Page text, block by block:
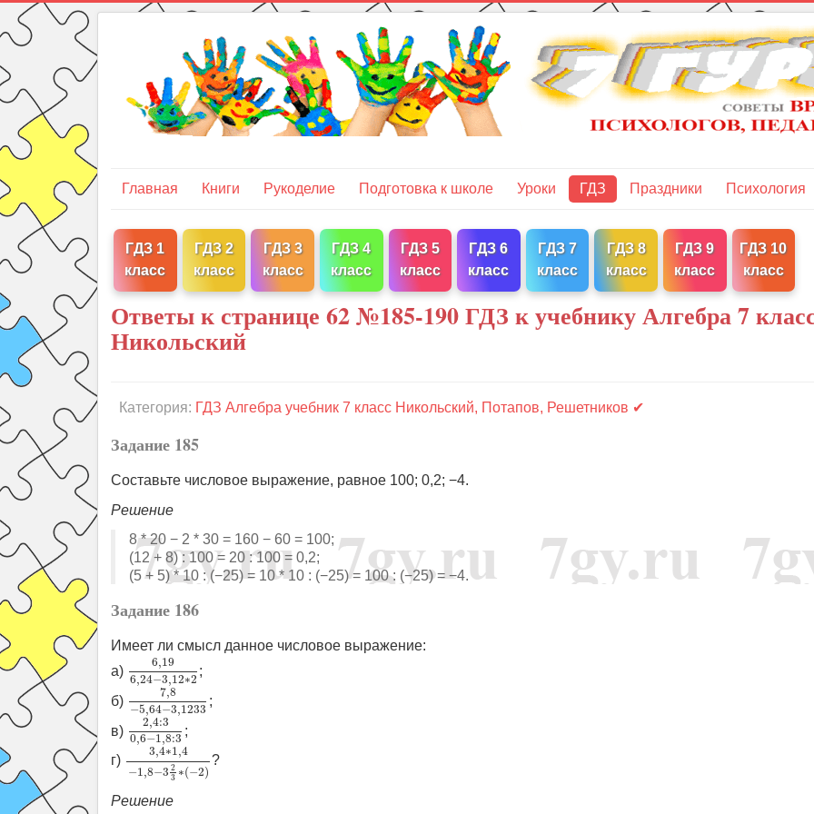
Главная Книги Рукоделие Подготовка к школе Уроки ГДЗ Праздники Психология
ГДЗ 1
класс
ГДЗ 2
класс
ГДЗ 3
класс
ГДЗ 4
класс
ГДЗ 5
класс
ГДЗ 6
класс
ГДЗ 7
класс
ГДЗ 8
класс
ГДЗ 9
класс
ГДЗ 10
класс
Ответы к странице 62 №185-190 ГДЗ к учебнику Алгебра 7
Никольский
Категория: ГДЗ Алгебра учебник 7 класс Никольский, Потапов, Решетников ✔
Задание 185
Составьте числовое выражение, равное 100; 0,2; −4.
Решение
8 * 20 − 2 * 30 = 160 − 60 = 100;
(12 + 8) : 100 = 20 : 100 = 0,2;
(5 + 5) * 10 : (−25) = 10 * 10 : (−25) = 100 : (−25) = −4.
Задание 186
Имеет ли смысл данное числовое выражение:
а)
6,19
6,24−3,12∗2
19 6, 12
;
б)
7,8
−5,64−3,1233
7,8−5,64
;
в)
2,4:3
0,6−1,8:3
2,4:30,6−1
;
г)
3,4∗1,4
−1,8−3 2
3 ∗(−2)
3,4 ∗1,4
?
Решение